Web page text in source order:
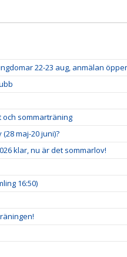
22-23 aug, anmälan
sommarträning
maj-20 juni)?
klar, nu är det sommarlov!
16:50)